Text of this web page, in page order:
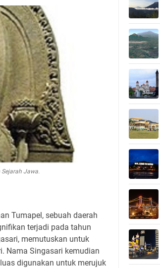
Sejarah Jawa.
Tumapel, sebuah daerah
terjadi pada tahun
memutuskan untuk
Nama Singasari kemudian
digunakan untuk merujuk